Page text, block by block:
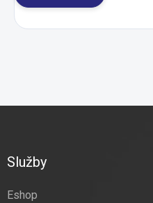
Služby
Eshop